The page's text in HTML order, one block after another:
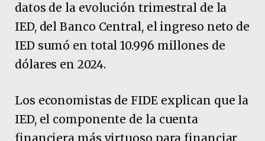
datos de la evolución trimestral de la
IED, del Banco Central, el ingreso neto de
IED sumó en total 10.996 millones de
dólares en 2024.
Los economistas de FIDE explican que la
IED, el componente de la cuenta